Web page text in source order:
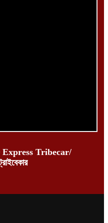
Tribecar/